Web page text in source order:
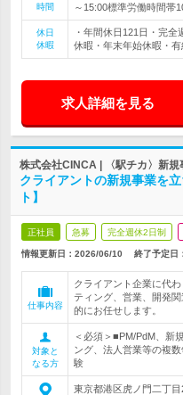
時間
～15:00標準労働時間帯
休日
休暇
・年間休日121日・完
休暇・年末年始休暇・
求人詳細を見る
株式会社CINCA | 〈駅チカ〉新
クライアントの新規事業を
ト】
正社員 急募 完全週休2日制
情報更新日：2026/06/10 終了予定日：
仕事内容
クライアント企業に代
ティング、営業、開発
的にお任せします。
対象と
なる方
＜必須＞■PM/PdM、新
ング、法人営業等の複
験
東京都港区虎ノ門二丁